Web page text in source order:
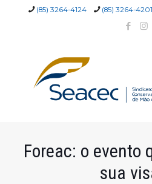
(85) 3264-4124 (85) 3264-4201
Foreac: o evento
sua